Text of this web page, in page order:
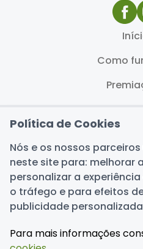
Como
Termos
Política de
Dúvidas ou
Fale
Política de Cookies
Nós e os nossos
neste site para: melhorar
personalizar a
o tráfego e para efeitos
publicidade
Para mais informações